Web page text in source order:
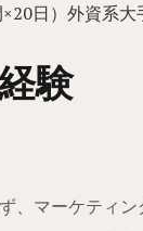
×20日）外資系
験
、マーケティン